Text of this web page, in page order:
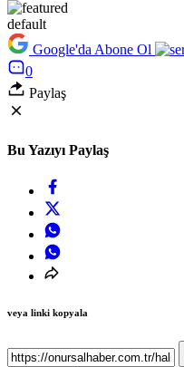
default
Google'da Abone Ol
0
Paylaş
Bu Yazıyı Paylaş
veya linki kopyala